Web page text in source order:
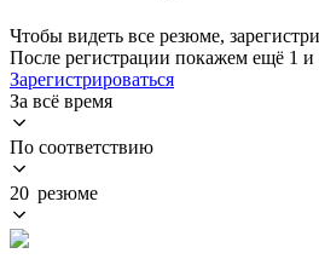
Чтобы видеть все резюме,
После регистрации покажем ещё 1 и
Зарегистрироваться
За всё время
По соответствию
20 резюме